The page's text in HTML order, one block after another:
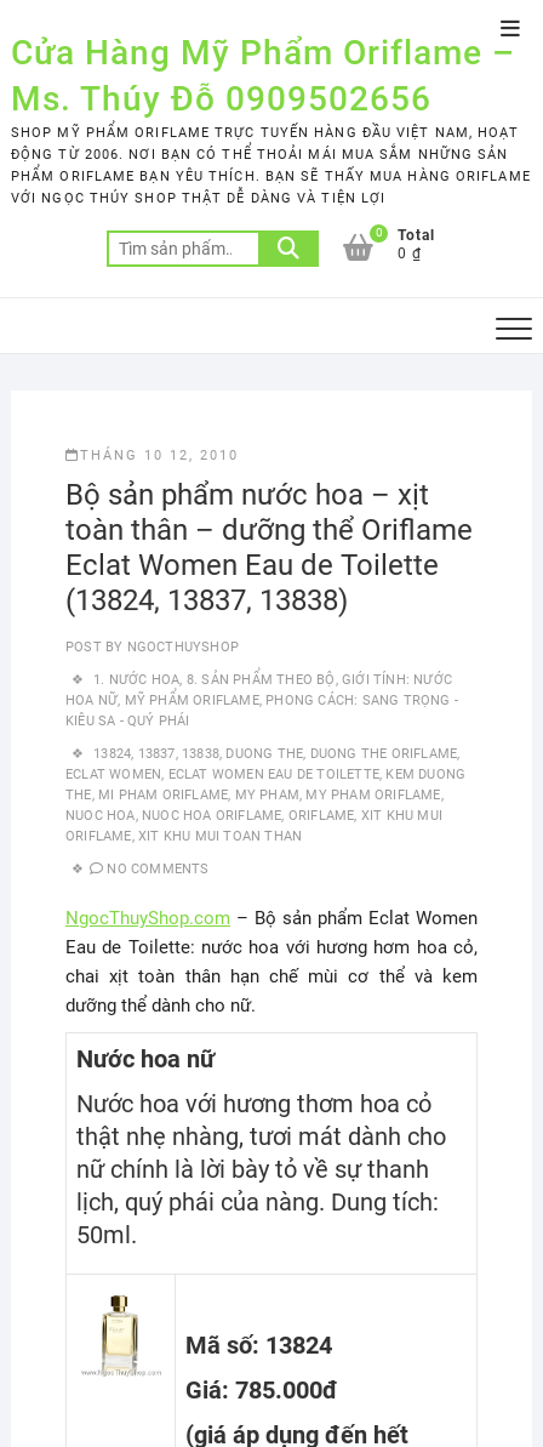
to
content
Cửa Hàng Mỹ Phẩm Oriflame –
Ms. Thúy Đỗ 0909502656
SHOP MỸ PHẨM ORIFLAME TRỰC TUYẾN HÀNG ĐẦU VIỆT NAM, HOẠT
ĐỘNG TỪ 2006. NƠI BẠN CÓ THỂ THOẢI MÁI MUA SẮM NHỮNG SẢN
PHẨM ORIFLAME BẠN YÊU THÍCH. BẠN SẼ THẤY MUA HÀNG ORIFLAME
VỚI NGỌC THÚY SHOP THẬT DỄ DÀNG VÀ TIỆN LỢI
Tìm
kiếm:
0
Total
0 ₫
THÁNG 10 12, 2010
Bộ sản phẩm nước hoa – xịt
toàn thân – dưỡng thể Oriflame
Eclat Women Eau de Toilette
(13824, 13837, 13838)
POST BY NGOCTHUYSHOP
1. NƯỚC HOA, 8. SẢN PHẨM THEO BỘ, GIỚI TÍNH: NƯỚC
HOA NỮ, MỸ PHẨM ORIFLAME, PHONG CÁCH: SANG TRỌNG -
KIÊU SA - QUÝ PHÁI
13824, 13837, 13838, DUONG THE, DUONG THE ORIFLAME,
ECLAT WOMEN, ECLAT WOMEN EAU DE TOILETTE, KEM DUONG
THE, MI PHAM ORIFLAME, MY PHAM, MY PHAM ORIFLAME,
NUOC HOA, NUOC HOA ORIFLAME, ORIFLAME, XIT KHU MUI
ORIFLAME, XIT KHU MUI TOAN THAN
NO COMMENTS
NgocThuyShop.com– Bộ sản phẩm Eclat Women
Eau de Toilette: nước hoa với hương hơm hoa cỏ,
chai xịt toàn thân hạn chế mùi cơ thể và kem
dưỡng thể dành cho nữ.
Nước hoa nữ
Nước hoa với hương thơm hoa cỏ
thật nhẹ nhàng, tươi mát dành cho
nữ chính là lời bày tỏ về sự thanh
lịch, quý phái của nàng. Dung tích:
50ml.
Mã số: 13824
Giá: 785.000đ
(giá áp dụng đến hết